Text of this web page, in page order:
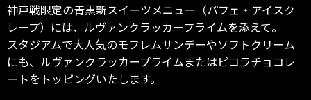
神戸戦限定の青黒新スイーツメニュー（パフェ・アイスク
レープ）には、ルヴァンクラッカープライムを添えて。
スタジアムで大人気のモフレムサンデーやソフトクリーム
にも、ルヴァンクラッカープライムまたはピコラチョコレ
ートをトッピングいたします。